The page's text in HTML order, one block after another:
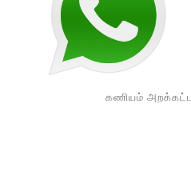
கணியம்